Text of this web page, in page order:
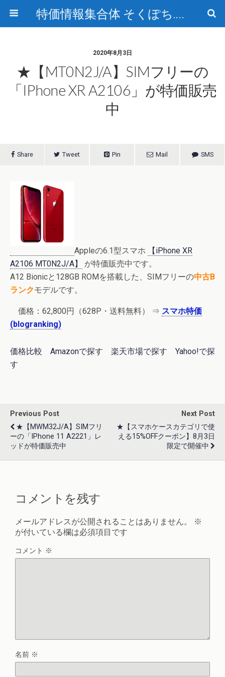
特価情報集合体 そくぽち.com
2020年8月3日
★【MT0N2J/A】SIMフリーの
「iPhone XR A2106」が特価販売
中
Share Tweet Pin Mail SMS
Appleの6.1型スマホ
【iPhone XR
A2106 MT0N2J/A】
が特価販売中です。
A12 Bionicと128GB ROMを搭載した、SIMフリーの中古B
ランクモデルです。
価格： 62,800円 （628P・送料無料） ⇒ スマホ特価
(blogranking)
価格比較 Amazonで探す 楽天市場で探す
Yahoo!で探
す
Previous Post
★【MWM32J/A】SIMフリ
ーの「iPhone 11 A2221」レ
ッドが特価販売中
Next Post
★【スマホケースカテゴリで使
える15%OFFクーポン】8月3日
限定で開催中
コメントを残す
メールアドレスが公開されることはありません。
※
が付いている欄は必須項目です
コメント ※
名前 ※